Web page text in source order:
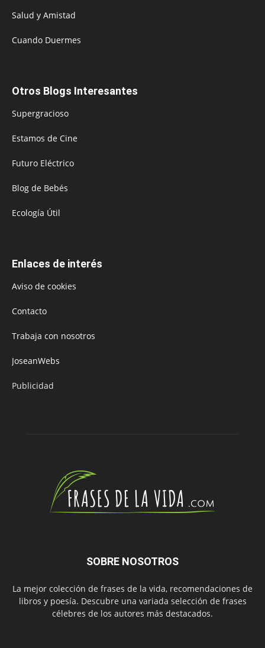
Salud y Amistad
Cuando Duermes
Otros Blogs Interesantes
Supergracioso
Estamos de Cine
Futuro Eléctrico
Blog de Bebés
Ecología Útil
Enlaces de interés
Aviso de cookies
Contacto
Trabaja con nosotros
JoseanWebs
Publicidad
SOBRE NOSOTROS
La mejor colección de frases de la vida, recomendaciones de
libros y poesía. Descubre una variada selección de frases
célebres de los autores más destacados.